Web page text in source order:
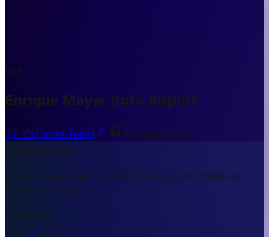
Live
Enrique Mayer Soto Airport
🇨🇱CLCaleta Tortel
Kleinflughafen
Kurzantwort
Enrique Mayer Soto Airport ist ein Kleinflughafen in
Caleta Tortel, CL.
1 m ü. NN.